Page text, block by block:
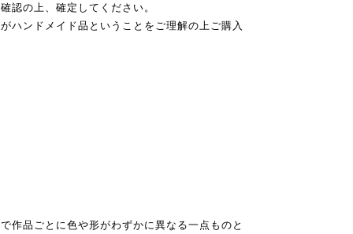
認の上、確定してください。
ハンドメイド品ということをご理解の上ご購入
作品ごとに色や形がわずかに異なる一点ものと